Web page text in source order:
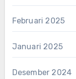
Februari 2025
Januari 2025
Desember 2024